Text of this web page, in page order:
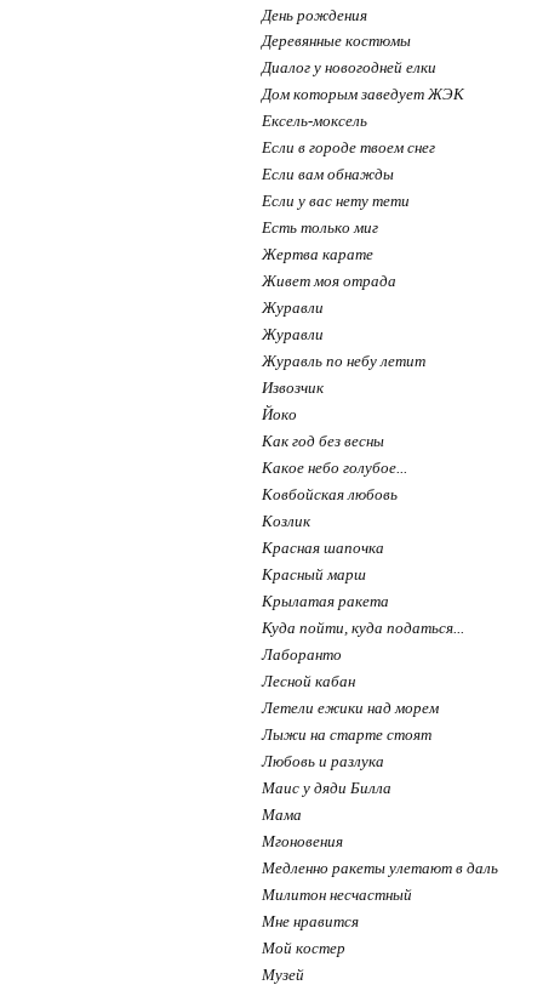
День рождения
Деревянные костюмы
Диалог у новогодней елки
Дом которым заведует ЖЭК
Ексель-моксель
Если в городе твоем снег
Если вам обнажды
Если у вас нету тети
Есть только миг
Жертва карате
Живет моя отрада
Журавли
Журавли
Журавль по небу летит
Извозчик
Йоко
Как год без весны
Какое небо голубое...
Ковбойская любовь
Козлик
Красная шапочка
Красный марш
Крылатая ракета
Куда пойти, куда податься...
Лаборанто
Лесной кабан
Летели ежики над морем
Лыжи на старте стоят
Любовь и разлука
Маис у дяди Билла
Мама
Мгоновения
Медленно ракеты улетают в даль
Милитон несчастный
Мне нравится
Мой костер
Музей